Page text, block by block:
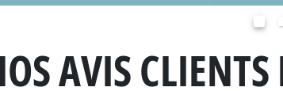
AVIS